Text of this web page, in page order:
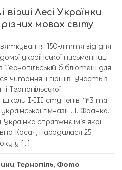
вірші Лесі Українки
мовах світу
150-ліття від дня
української письменниці
Тернопільській бібліотеці для
читання її віршів. Участь в
Тернопільської
школи I-III ступенів №3 та
гімназії і. І. Франка.
справжнє ім’я якої
Косач, народилася 25
у […]
Тернопіль Фото